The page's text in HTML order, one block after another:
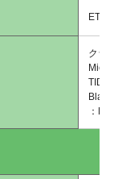
ETSI
クラ
TID
：